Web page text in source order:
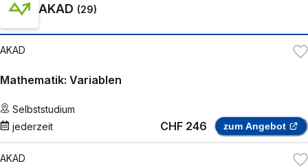
AKAD (29)
AKAD
Mathematik: Variablen
Selbststudium
jederzeit
CHF 246 zum Angebot
AKAD